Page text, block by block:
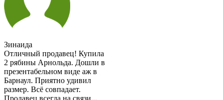
Зинаида
Отличный продавец! Купила
2 рябины Арнольда. Дошли в
презентабельном виде аж в
Барнаул. Приятно удивил
размер. Всё совпадает.
Продавец всегда на связи...